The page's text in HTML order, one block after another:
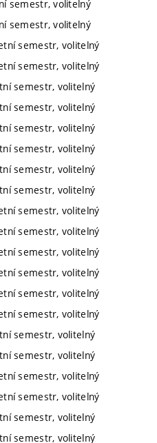
semestr, volitelný
semestr, volitelný
semestr, volitelný
semestr, volitelný
semestr, volitelný
semestr, volitelný
semestr, volitelný
semestr, volitelný
semestr, volitelný
semestr, volitelný
semestr, volitelný
semestr, volitelný
semestr, volitelný
semestr, volitelný
semestr, volitelný
semestr, volitelný
semestr, volitelný
semestr, volitelný
semestr, volitelný
semestr, volitelný
semestr, volitelný
semestr, volitelný